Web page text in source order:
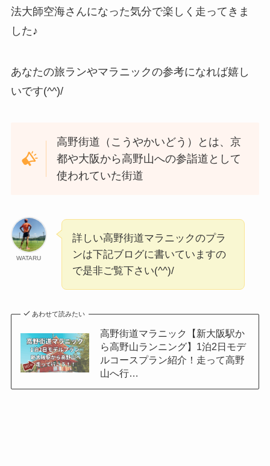
法大師空海さんになった気分で楽しく走ってきま
した♪
あなたの旅ランやマラニックの参考になれば嬉し
いです(^^)/
高野街道（こうやかいどう）とは、京
都や大阪から高野山への参詣道として
使われていた街道
WATARU
詳しい高野街道マラニックのプラ
ンは下記ブログに書いていますの
で是非ご覧下さい(^^)/
あわせて読みたい
高野街道マラニック【新大阪駅か
ら高野山ランニング】1泊2日モデ
ルコースプラン紹介！走って高野
山へ行…